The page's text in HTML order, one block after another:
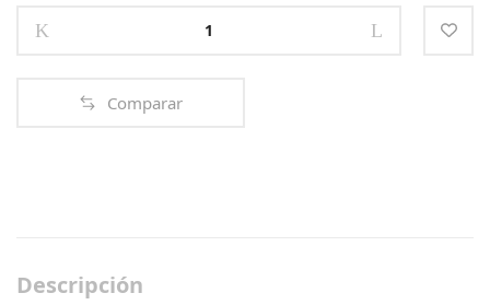
90min
quantity
Comparar
Descripción